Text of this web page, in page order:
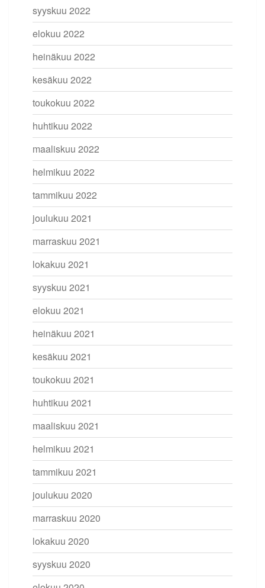
syyskuu 2022
elokuu 2022
heinäkuu 2022
kesäkuu 2022
toukokuu 2022
huhtikuu 2022
maaliskuu 2022
helmikuu 2022
tammikuu 2022
joulukuu 2021
marraskuu 2021
lokakuu 2021
syyskuu 2021
elokuu 2021
heinäkuu 2021
kesäkuu 2021
toukokuu 2021
huhtikuu 2021
maaliskuu 2021
helmikuu 2021
tammikuu 2021
joulukuu 2020
marraskuu 2020
lokakuu 2020
syyskuu 2020